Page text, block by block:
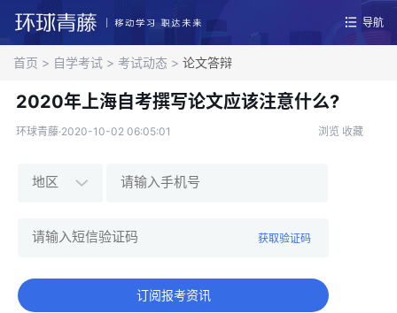
导航
首页 > 自学考试 > 考试动态 > 论文答辩
2020年上海自考撰写论文应该注意什么?
环球青藤·2020-10-02 06:05:01 浏览 收藏
获取验证码
订阅报考资讯